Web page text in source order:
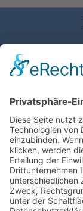
Schloss Bürgeln,
Mail:
Wir
Wir
Dieser